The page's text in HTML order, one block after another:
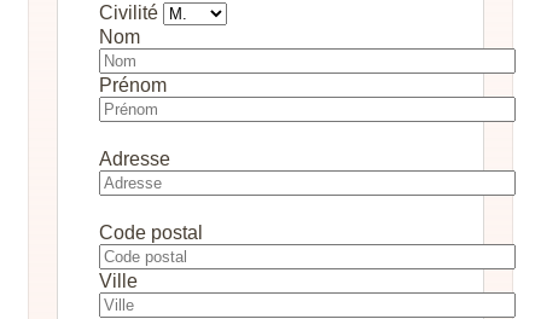
Civilité
Nom
Prénom
Adresse
Code postal
Ville